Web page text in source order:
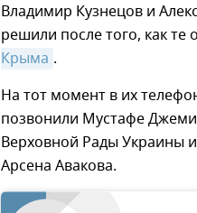
Владимир Кузнецов и
решили после того, как
Крыма .
На тот момент в их
позвонили Мустафе
Верховной Рады Украины
Арсена Авакова.